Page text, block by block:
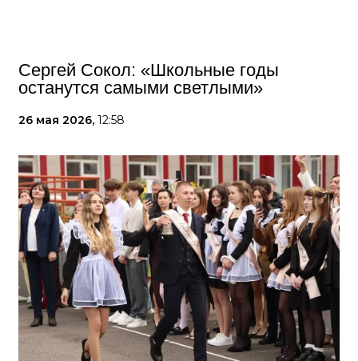
Сергей Сокол: «Школьные годы
останутся самыми светлыми»
26 мая 2026, 12:58